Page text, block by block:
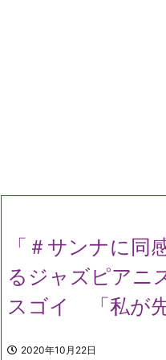
「＃サンナに
るジャズピアニ
スゴイ 「私が
2020年10月22日